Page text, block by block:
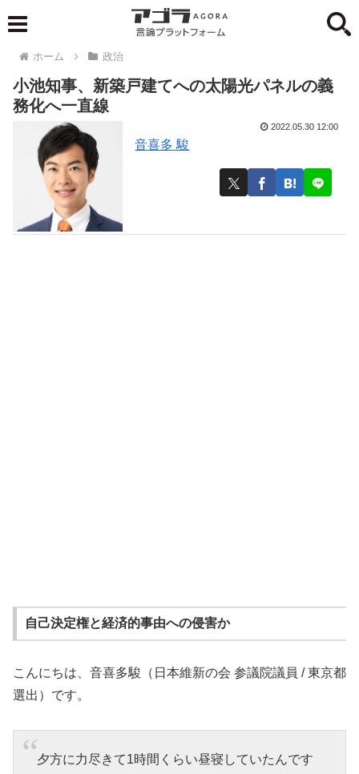
ホーム 政治
小池知事、新築戸建てへの太陽光パネルの義
務化へ一直線
音喜多 駿
2022.05.30 12:00
自己決定権と経済的事由への侵害か
こんにちは、音喜多駿（日本維新の会 参議院議員 / 東京都
選出）です。
夕方に力尽きて1時間くらい昼寝していたんです